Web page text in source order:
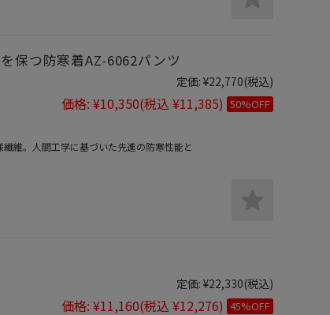
保つ防寒着AZ-6062パンツ
定価: ¥22,770(税込)
価格: ¥10,350(税込 ¥11,385) 50%OFF
維。人間工学に基づいた先進の防寒性能と
定価: ¥22,330(税込)
価格: ¥11,160(税込 ¥12,276) 45%OFF